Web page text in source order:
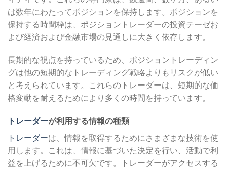
は数年にわたってポジションを保持します。ポジションを
保持する時間枠は、ポジショントレーダーの投資テーゼお
よび経済および金融市場の見通しに大きく依存します。
長期的な視点を持っているため、ポジショントレーディン
グは他の短期的なトレーディング戦略よりもリスクが低い
と考えられています。これらのトレーダーは、短期的な価
格変動を耐えるためにより多くの時間を持っています。
トレーダーが利用する情報の種類
トレーダーは、情報を取得するためにさまざまな技術を使
用します。これは、情報に基づいた決定を行い、活動で利
益を上げるために不可欠です。トレーダーがアクセスする